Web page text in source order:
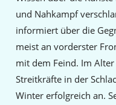
und Nahkampf
informiert über die
meist an vorderster
mit dem Feind. Im
Streitkräfte in der
Winter erfolgreich an.